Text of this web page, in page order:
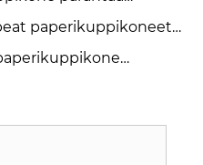
paperikuppikoneet
tuotantokapasiteetin